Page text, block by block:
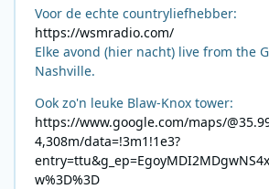
Voor de echte countryliefhebber:
https://wsmradio.com/
Elke avond (hier nacht) live from the
Nashville.
Ook zo'n leuke Blaw-Knox tower:
https://www.google.com/maps/
4,308m/data=!3m1!1e3?
w%3D%3D